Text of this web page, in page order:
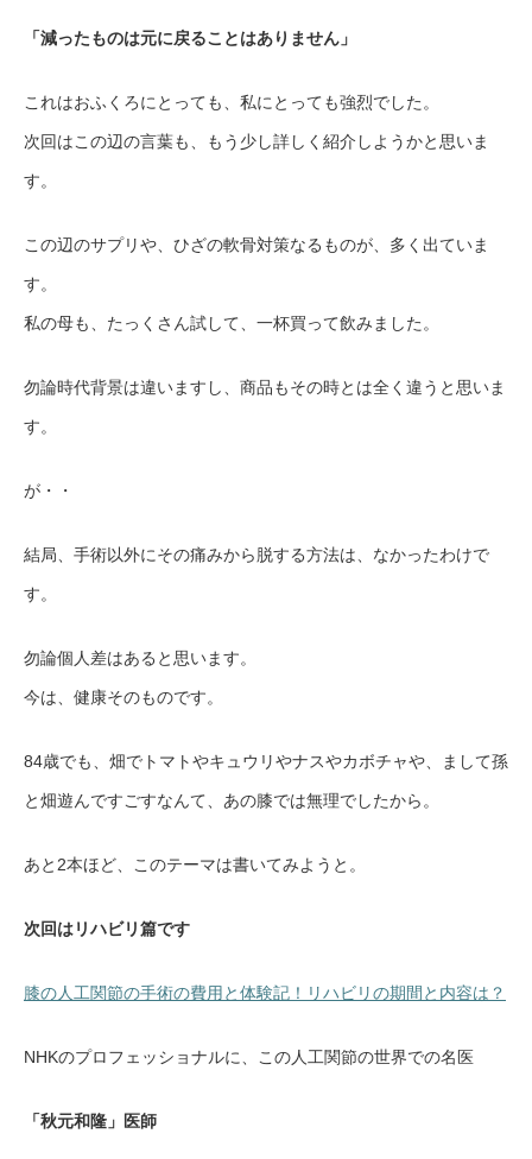
「減ったものは元に戻ることはありません」
これはおふくろにとっても、私にとっても強烈でした。
次回はこの辺の言葉も、もう少し詳しく紹介しようかと思いま
す。
この辺のサプリや、ひざの軟骨対策なるものが、多く出ていま
す。
私の母も、たっくさん試して、一杯買って飲みました。
勿論時代背景は違いますし、商品もその時とは全く違うと思いま
す。
が・・
結局、手術以外にその痛みから脱する方法は、なかったわけで
す。
勿論個人差はあると思います。
今は、健康そのものです。
84歳でも、畑でトマトやキュウリやナスやカボチャや、まして孫
と畑遊んですごすなんて、あの膝では無理でしたから。
あと2本ほど、このテーマは書いてみようと。
次回はリハビリ篇です
膝の人工関節の手術の費用と体験記！リハビリの期間と内容は？
NHKのプロフェッショナルに、この人工関節の世界での名医
「秋元和隆」医師